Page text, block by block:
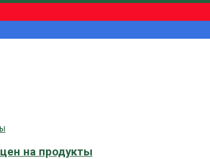
на продукты